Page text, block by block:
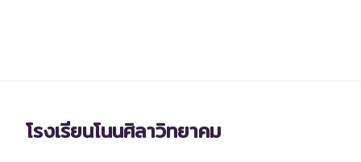
โรงเรียนโนนศิลาวิทยาคม